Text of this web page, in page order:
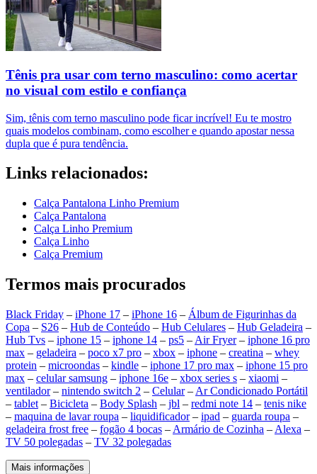
Tênis pra usar com terno masculino: como acertar
no visual com estilo e confiança
Sim, tênis com terno masculino pode ficar incrível! Eu te mostro
quais modelos combinam, como escolher e quando apostar nessa
dupla que é pura tendência.
Links relacionados:
Calça Pantalona Linho Premium
Calça Pantalona
Calça Linho Premium
Calça Linho
Calça Premium
Termos mais procurados
Black Friday – iPhone 17 – iPhone 16 – Álbum de Figurinhas da
Copa – S26 – Hub de Conteúdo – Hub Celulares – Hub Geladeira –
Hub Tvs – iphone 15 – iphone 14 – ps5 – Air Fryer– iphone 16 pro
max – geladeira – poco x7 pro – xbox – iphone – creatina – whey
protein – microondas – kindle – iphone 17 pro max – iphone 15 pro
max – celular samsung – iphone 16e – xbox series s – xiaomi –
ventilador– nintendo switch 2 – Celular– Ar Condicionado Portátil
– tablet – Bicicleta – Body Splash – jbl – redmi note 14 – tenis nike
– maquina de lavar roupa – liquidificador– ipad – guarda roupa –
geladeira frost free – fogão 4 bocas – Armário de Cozinha – Alexa –
TV 50 polegadas – TV 32 polegadas
Mais informações